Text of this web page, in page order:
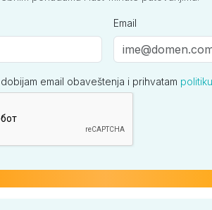
Email
email obaveštenja i prihvatam